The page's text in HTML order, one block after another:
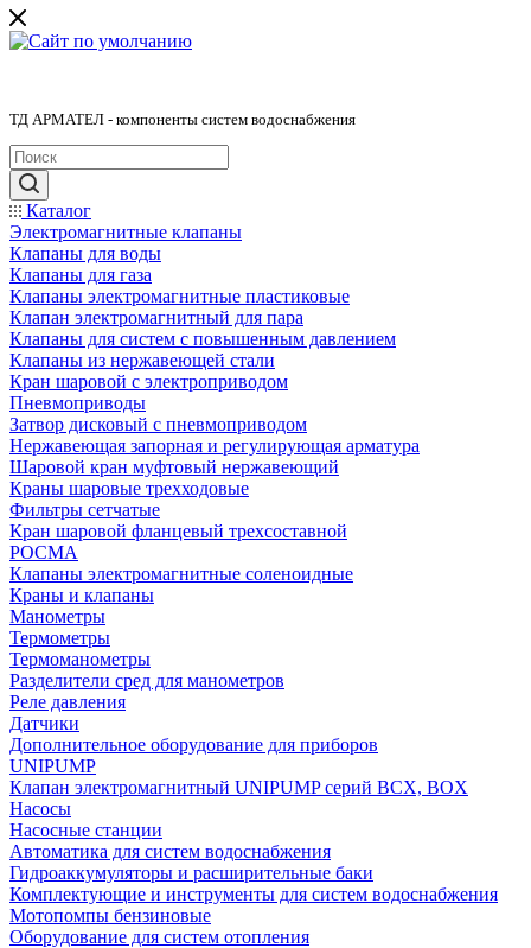
ТД АРМАТЕЛ - компоненты систем водоснабжения
Каталог
Электромагнитные клапаны
Клапаны для воды
Клапаны для газа
Клапаны электромагнитные пластиковые
Клапан электромагнитный для пара
Клапаны для систем с повышенным давлением
Клапаны из нержавеющей стали
Кран шаровой с электроприводом
Пневмоприводы
Затвор дисковый с пневмоприводом
Нержавеющая запорная и регулирующая арматура
Шаровой кран муфтовый нержавеющий
Краны шаровые трехходовые
Фильтры сетчатые
Кран шаровой фланцевый трехсоставной
РОСМА
Клапаны электромагнитные соленоидные
Краны и клапаны
Манометры
Термометры
Термоманометры
Разделители сред для манометров
Реле давления
Датчики
Дополнительное оборудование для приборов
UNIPUMP
Клапан электромагнитный UNIPUMP серий BCX, BOX
Насосы
Насосные станции
Автоматика для систем водоснабжения
Гидроаккумуляторы и расширительные баки
Комплектующие и инструменты для систем водоснабжения
Мотопомпы бензиновые
Оборудование для систем отопления